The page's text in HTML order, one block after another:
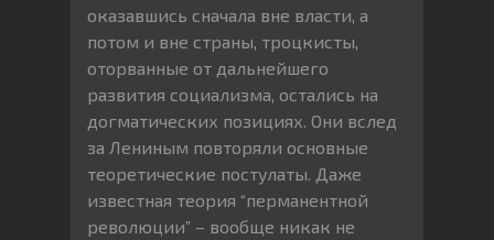
оказавшись сначала вне власти, а
потом и вне страны, троцкисты,
оторванные от дальнейшего
развития социализма, остались на
догматических позициях. Они вслед
за Лениным повторяли основные
теоретические постулаты. Даже
известная теория “перманентной
революции” – вообще никак не